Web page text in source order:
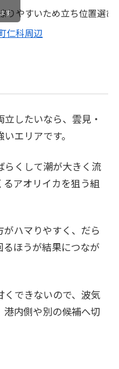
りやすいため立ち位置選び
仁科周辺
す
したいなら、雲見・
エリアです。
らくして潮が大きく流
アオリイカを狙う組
ハマりやすく、だら
ほうが結果につなが
くできないので、波気
内側や別の候補へ切